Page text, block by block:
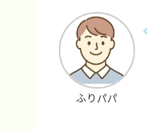
ふりパパ